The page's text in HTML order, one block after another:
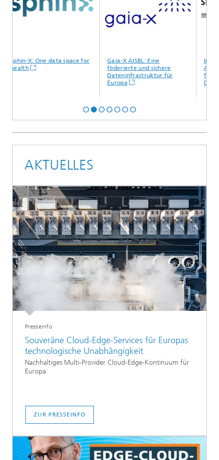
One data space for
Gaia-X AISBL: Eine
föderierte und sichere
Dateninfrastruktur für
International
Association
für die
AKTUELLES
Presseinfo
Souveräne Cloud-Edge-Services für Europas
technologische Unabhängigkeit
Nachhaltiges Multi-Provider Cloud-Edge-Kontinuum für
Europa
ZUR PRESSEINFO